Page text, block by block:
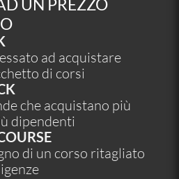
UN PREZZO
ad acquistare
di corsi
che acquistano più
dipendenti
di un corso ritagliato